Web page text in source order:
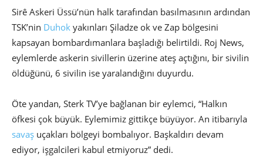
Sirê Askeri Üssü’nün halk tarafından basılmasının ardından
TSK’nin Duhok yakınları Şiladze ok ve Zap bölgesini
kapsayan bombardımanlara başladığı belirtildi. Roj News,
eylemlerde askerin sivillerin üzerine ateş açtığını, bir sivilin
öldüğünü, 6 sivilin ise yaralandığını duyurdu.
Öte yandan, Sterk TV’ye bağlanan bir eylemci, “Halkın
öfkesi çok büyük. Eylemimiz gittikçe büyüyor. An itibarıyla
savaş uçakları bölgeyi bombalıyor. Başkaldırı devam
ediyor, işgalcileri kabul etmiyoruz” dedi.